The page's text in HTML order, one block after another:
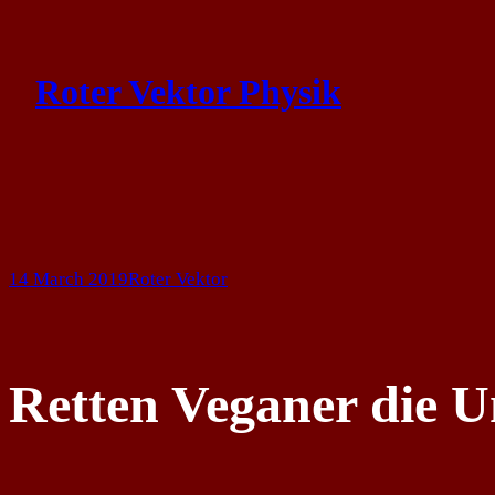
content
Roter Vektor Physik
14 March 2019Roter Vektor
Retten Veganer die